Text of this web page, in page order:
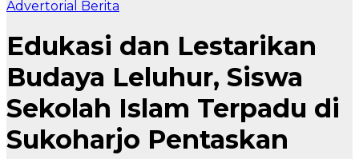
Advertorial Berita
Edukasi dan Lestarikan
Budaya Leluhur, Siswa
Sekolah Islam Terpadu di
Sukoharjo Pentaskan